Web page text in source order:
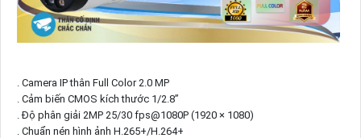
. Camera IP thân Full Color 2.0 MP
. Cảm biến CMOS kích thước 1/2.8”
. Độ phân giải 2MP 25/30 fps@1080P (1920 × 1080)
. Chuẩn nén hình ảnh H.265+/H.264+